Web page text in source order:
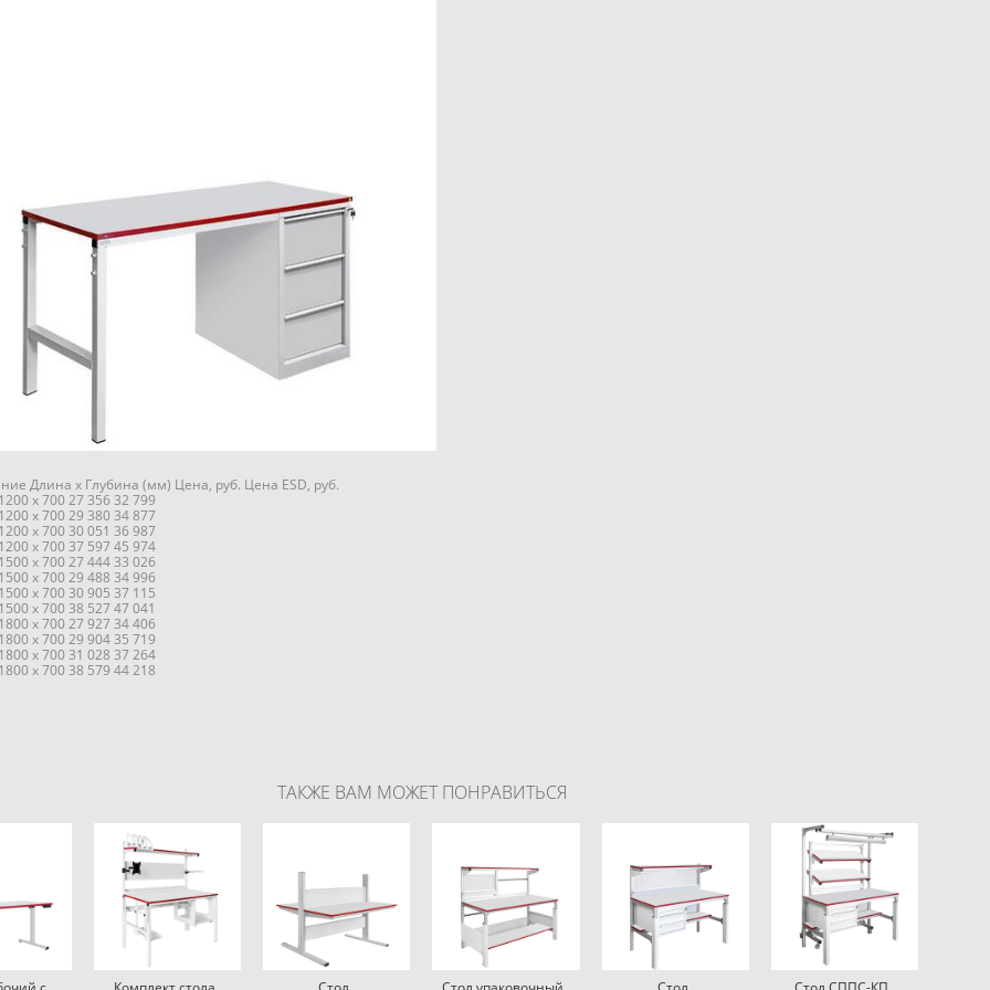
Длина х Глубина (мм) Цена, руб. Цена ESD, руб.
х 700 27 356 32 799
х 700 29 380 34 877
х 700 30 051 36 987
х 700 37 597 45 974
х 700 27 444 33 026
х 700 29 488 34 996
х 700 30 905 37 115
х 700 38 527 47 041
х 700 27 927 34 406
х 700 29 904 35 719
х 700 31 028 37 264
х 700 38 579 44 218
ТАКЖЕ ВАМ МОЖЕТ ПОНРАВИТЬСЯ